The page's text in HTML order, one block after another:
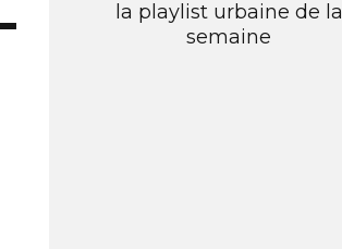
la playlist urbaine de la
semaine